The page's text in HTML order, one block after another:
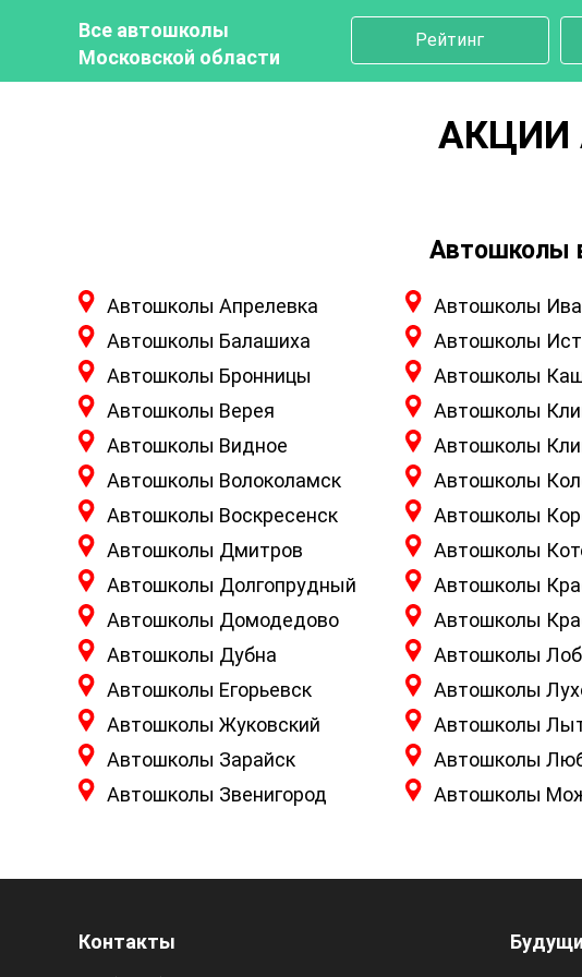
Все автошколы
Московской области
Рейтинг
АКЦИИ
Автошколы
Автошколы Апрелевка
Автошколы Балашиха
Автошколы Бронницы
Автошколы Верея
Автошколы Видное
Автошколы Волоколамск
Автошколы Воскресенск
Автошколы Дмитров
Автошколы Долгопрудный
Автошколы Домодедово
Автошколы Дубна
Автошколы Егорьевск
Автошколы Жуковский
Автошколы Зарайск
Автошколы Звенигород
Автошколы
Автошколы
Автошколы
Автошколы
Автошколы
Автошколы
Автошколы
Автошколы
Автошколы
Автошколы
Автошколы
Автошколы
Автошколы
Автошколы
Автошколы
Контакты